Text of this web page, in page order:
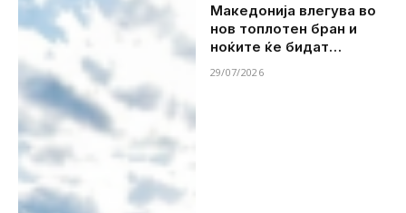
Македонија влегува во
нов топлотен бран и
ноќите ќе бидат
неподносливо топли
29/07/2026